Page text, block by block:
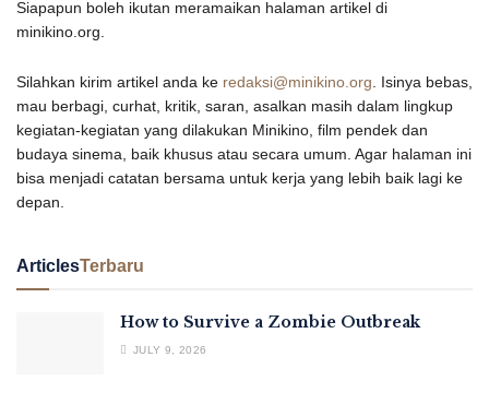
Siapapun boleh ikutan meramaikan halaman artikel di
minikino.org.
Silahkan kirim artikel anda ke redaksi@minikino.org. Isinya bebas,
mau berbagi, curhat, kritik, saran, asalkan masih dalam lingkup
kegiatan-kegiatan yang dilakukan Minikino, film pendek dan
budaya sinema, baik khusus atau secara umum. Agar halaman ini
bisa menjadi catatan bersama untuk kerja yang lebih baik lagi ke
depan.
ArticlesTerbaru
How to Survive a Zombie Outbreak
JULY 9, 2026